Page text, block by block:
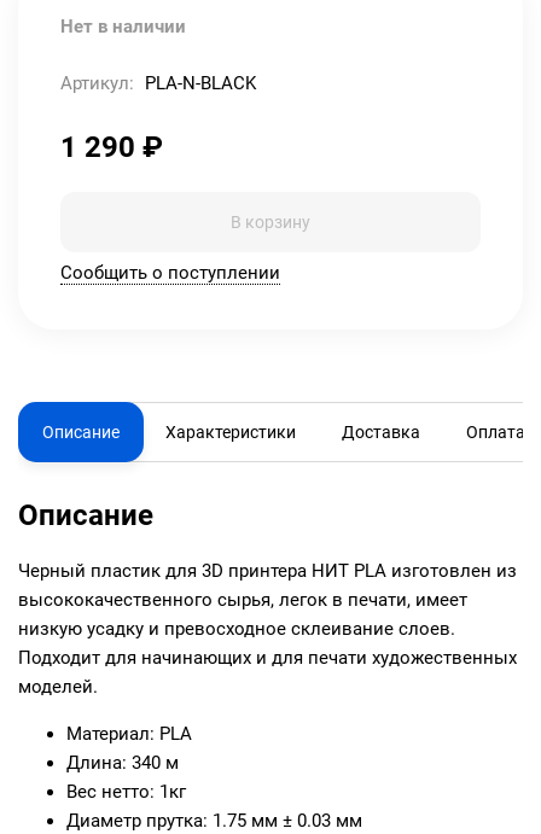
Нет в наличии
Артикул: PLA-N-BLACK
1 290 ₽
В корзину
Сообщить о поступлении
Описание Характеристики Доставка Оплата
Описание
Черный пластик для 3D принтера НИТ PLA изготовлен из
высококачественного сырья, легок в печати, имеет
низкую усадку и превосходное склеивание слоев.
Подходит для начинающих и для печати художественных
моделей.
Материал: PLA
Длина: 340 м
Вес нетто: 1кг
Диаметр прутка: 1.75 мм ± 0.03 мм